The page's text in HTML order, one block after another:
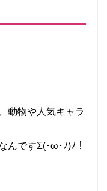
動物や人気キャラ
んですΣ(･ω･ﾉ)ﾉ！